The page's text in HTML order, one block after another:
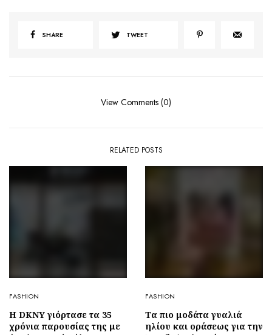
SHARE TWEET
View Comments (0)
RELATED POSTS
FASHION
Η DKNY γιόρτασε τα 35
χρόνια παρουσίας της με
FASHION
Τα πιο μοδάτα γυαλιά
ηλίου και οράσεως για την